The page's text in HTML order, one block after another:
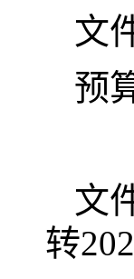
文
预
文
转